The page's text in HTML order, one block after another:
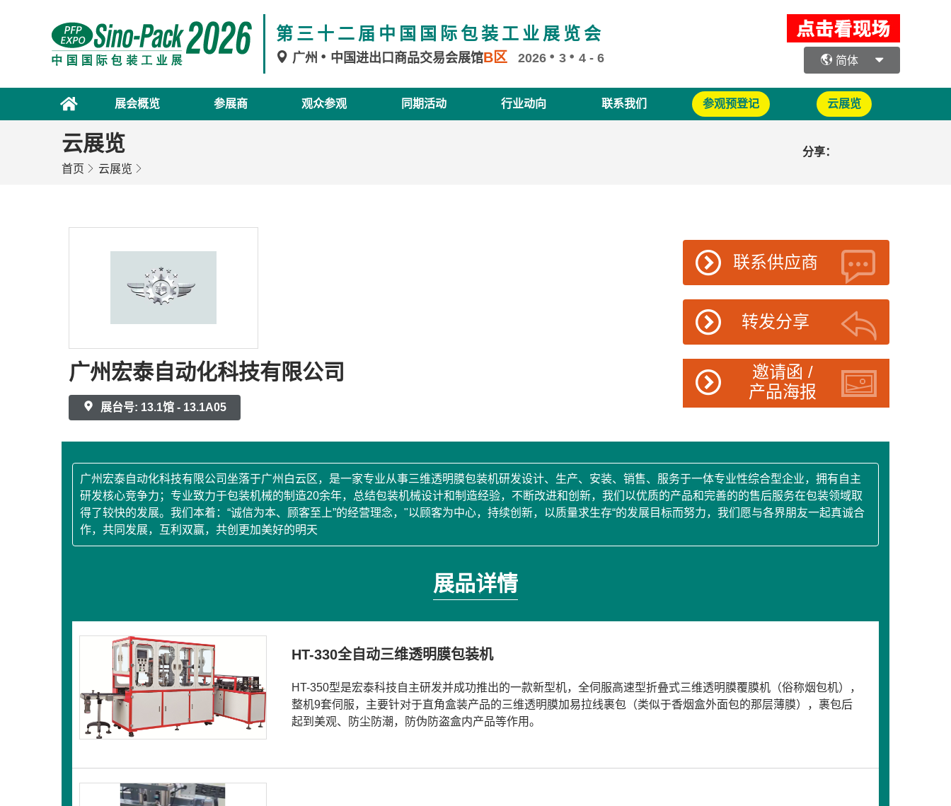
第三十二届中国国际包装工业展览会
广州 中国进出口商品交易会展馆B区 2026 3 4 - 6 简体
展会概览 参展商 观众参观 同期活动 行业动向 联系我们 参观预登记 云展览
云展览
首页 云展览
分享：
广州宏泰自动化科技有限公司
展台号: 13.1馆 - 13.1A05
联系供应商
转发分享
邀请函 /
产品海报
广州宏泰自动化科技有限公司坐落于广州白云区，是一家专业从事三维透明膜包装机研发设计、生产、安装、销售、服务于一体专业性综合型企业，拥有自主
研发核心竞争力；专业致力于包装机械的制造20余年，总结包装机械设计和制造经验，不断改进和创新，我们以优质的产品和完善的的售后服务在包装领域取
得了较快的发展。我们本着：“诚信为本、顾客至上”的经营理念，"以顾客为中心，持续创新，以质量求生存“的发展目标而努力，我们愿与各界朋友一起真诚合
作，共同发展，互利双赢，共创更加美好的明天
展品详情
HT-330全自动三维透明膜包装机
HT-350型是宏泰科技自主研发并成功推出的一款新型机，全伺服高速型折叠式三维透明膜覆膜机（俗称烟包机），
整机9套伺服，主要针对于直角盒装产品的三维透明膜加易拉线裹包（类似于香烟盒外面包的那层薄膜），裹包后
起到美观、防尘防潮，防伪防盗盒内产品等作用。